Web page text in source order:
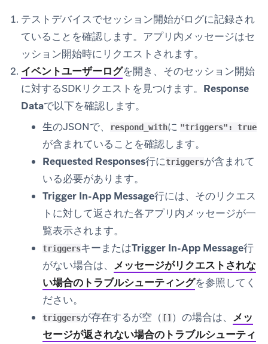
テストデバイスでセッション開始がログに記録され
ていることを確認します。アプリ内メッセージはセ
ッション開始時にリクエストされます。
イベントユーザーログを開き、そのセッション開始
に対するSDKリクエストを見つけます。 Response
Dataで以下を確認します。
生のJSONで、
respond_withに "triggers": true
が含まれていることを確認します。
Requested Responses行にtriggersが含まれて
いる必要があります。
Trigger In-App Message行には、そのリクエス
トに対して返された各アプリ内メッセージが一
覧表示されます。
triggersキーまたはTrigger In-App Message行
がない場合は、 メッセージがリクエストされな
い場合のトラブルシューティングを参照してく
ださい。
triggersが存在するが空（ [] ）の場合は、 メッ
セージが返されない場合のトラブルシューティ